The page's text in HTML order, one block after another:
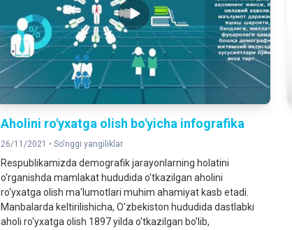
Aholini ro'yxatga olish bo'yicha infografika
26/11/2021 • So'nggi yangiliklar
Respublikamizda demografik jarayonlarning holatini
o'rganishda mamlakat hududida o'tkazilgan aholini
ro'yxatga olish ma'lumotlari muhim ahamiyat kasb etadi.
Manbalarda keltirilishicha, O'zbekiston hududida dastlabki
aholi ro'yxatga olish 1897 yilda o'tkazilgan bo'lib,